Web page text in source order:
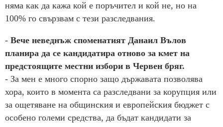
няма как да кажа кой е поръчител и кой не, но на
100% го свързвам с тези разследвания.
- Вече неведнъж споменатият Данаил Вълов
планира да се кандидатира отново за кмет на
предстоящите местни избори в Червен бряг.
- За мен е много спорно защо държавата позволява
хора, които в момента са разследвани за корупция или
за ощетяване на общинския и европейския бюджет с
особено големи средства, да бъдат кандидати за